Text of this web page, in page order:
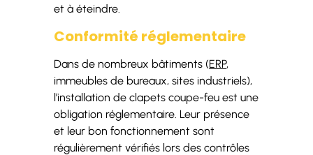
et à éteindre.
Conformité réglementaire
Dans de nombreux bâtiments (ERP,
immeubles de bureaux, sites industriels),
l’installation de clapets coupe-feu est une
obligation réglementaire. Leur présence
et leur bon fonctionnement sont
régulièrement vérifiés lors des contrôles